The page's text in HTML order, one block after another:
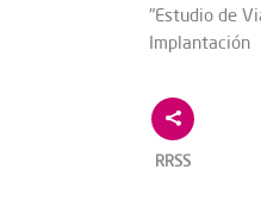
"Estudio de
Implantación
RRSS